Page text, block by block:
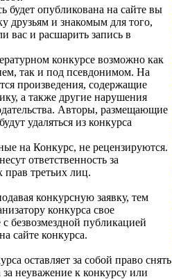
будет опубликована на сайте вы
друзьям и знакомым для того,
вас и расшарить запись в
конкурсе возможно как
так и под псевдонимом. На
произведения, содержащие
а также другие нарушения
Авторы, размещающие
удаляться из конкурса
на Конкурс, не рецензируются.
ответственность за
прав третьих лиц.
конкурсную заявку, тем
конкурса свое
с безвозмездной публикацией
сайте конкурса.
оставляет за собой право снять
за неуважение к конкурсу или